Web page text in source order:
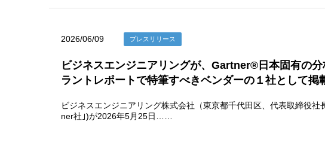
2026/06/09 プレスリリース
ビジネスエンジニアリングが、Gartner®日本固有の
ラントレポートで特筆すべきベンダーの１社として掲
ビジネスエンジニアリング株式会社（東京都千代田区、代表取締役
ner社｣)が2026年5月25日……